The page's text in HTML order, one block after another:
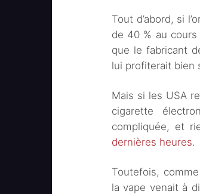
Tout d’abord, si
de 40 % au cours
que le fabricant
lui profiterait bien
Mais si les USA
cigarette
compliquée, et
dernières heures.
Toutefois,
la vape venait à